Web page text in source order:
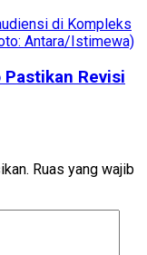
Pastikan Revisi
Ruas yang wajib